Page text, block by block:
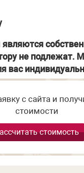
не подлежат.
вас
с сайта и
стоимости
стоимость